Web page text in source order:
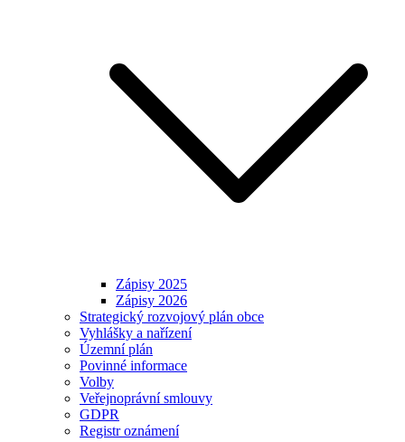
Zápisy 2025
Zápisy 2026
Strategický rozvojový plán obce
Vyhlášky a nařízení
Územní plán
Povinné informace
Volby
Veřejnoprávní smlouvy
GDPR
Registr oznámení